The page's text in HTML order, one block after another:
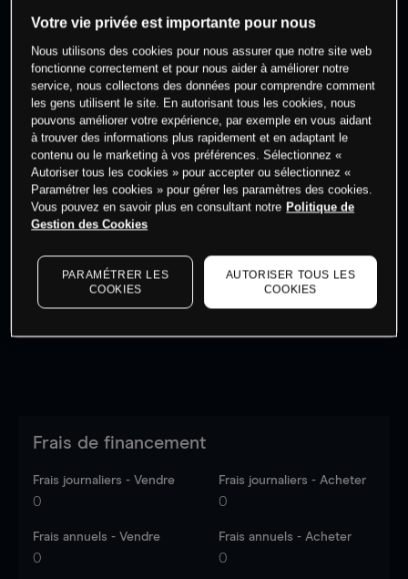
cet actif
Commencez à trader
dernières données du marché.
market data
Frais de financement
Frais journaliers - Vendre
0
Frais journaliers - Acheter
0
Frais annuels - Vendre
0
Frais annuels - Acheter
0
Votre vie privée est importante pour nous
Nous utilisons des cookies pour nous assurer que notre site web
fonctionne correctement et pour nous aider à améliorer notre
service, nous collectons des données pour comprendre comment
les gens utilisent le site. En autorisant tous les cookies, nous
pouvons améliorer votre expérience, par exemple en vous aidant
à trouver des informations plus rapidement et en adaptant le
contenu ou le marketing à vos préférences. Sélectionnez «
Autoriser tous les cookies » pour accepter ou sélectionnez «
Paramétrer les cookies » pour gérer les paramètres des cookies.
Vous pouvez en savoir plus en consultant notre Politique de
Gestion des Cookies
PARAMÉTRER LES
COOKIES
AUTORISER TOUS LES
COOKIES